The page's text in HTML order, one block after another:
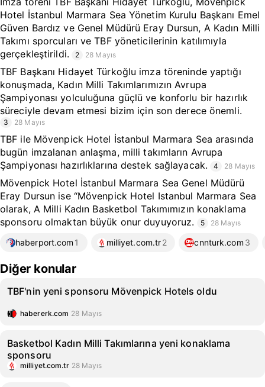
Hotel İstanbul Marmara Sea Yönetim Kurulu Başkanı Emel
Güven Bardız ve Genel Müdürü Eray Dursun, A Kadın Milli
Takımı sporcuları ve TBF yöneticilerinin katılımıyla
gerçekleştirildi.
2 28 Mayıs
TBF Başkanı Hidayet Türkoğlu imza töreninde yaptığı
konuşmada, Kadın Milli Takımlarımızın Avrupa
Şampiyonası yolculuğuna güçlü ve konforlu bir hazırlık
süreciyle devam etmesi bizim için son derece önemli.
3 28 Mayıs
TBF ile Mövenpick Hotel İstanbul Marmara Sea arasında
bugün imzalanan anlaşma, milli takımların Avrupa
Şampiyonası hazırlıklarına destek sağlayacak.
4 28 Mayıs
Mövenpick Hotel İstanbul Marmara Sea Genel Müdürü
Eray Dursun ise “Mövenpick Hotel Istanbul Marmara Sea
olarak, A Milli Kadın Basketbol Takımımızın konaklama
sponsoru olmaktan büyük onur duyuyoruz.
5 28 Mayıs
haberport.com 1 milliyet.com.tr2 cnnturk.com 3
Diğer konular
TBF'nin yeni sponsoru Mövenpick Hotels oldu
habererk.com 28 Mayıs
Basketbol Kadın Milli Takımlarına yeni konaklama
sponsoru
milliyet.com.tr 28 Mayıs